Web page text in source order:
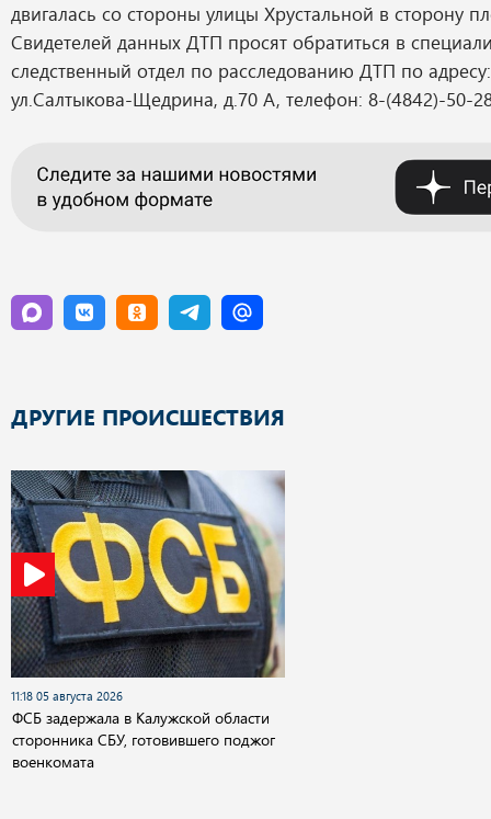
двигалась со стороны улицы Хрустальной в сторону
Свидетелей данных ДТП просят обратиться в
следственный отдел по расследованию ДТП по адресу:
ул.Салтыкова-Щедрина, д.70 А, телефон: 8-(4842)-50-
ДРУГИЕ ПРОИСШЕСТВИЯ
11:18 05 августа 2026
ФСБ задержала в Калужской области
сторонника СБУ, готовившего поджог
военкомата